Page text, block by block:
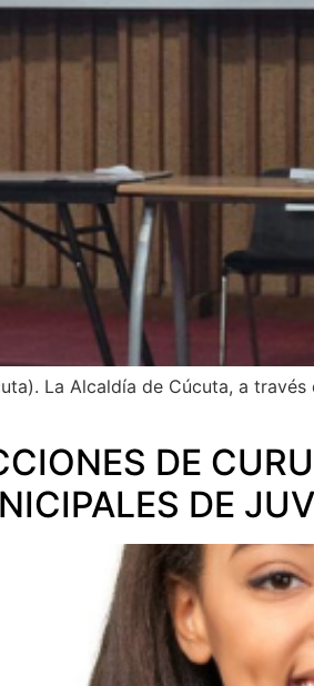
La Alcaldía de Cúcuta, a
DE
DE